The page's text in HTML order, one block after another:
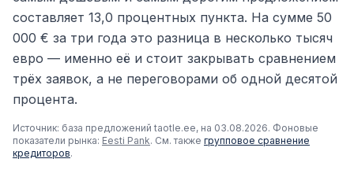
составляет 13,0 процентных пункта. На сумме 50
000 € за три года это разница в несколько тысяч
евро — именно её и стоит закрывать сравнением
трёх заявок, а не переговорами об одной десятой
процента.
Источник: база предложений taotle.ee, на 03.08.2026. Фоновые
показатели рынка: Eesti Pank. См. также групповое сравнение
кредиторов.